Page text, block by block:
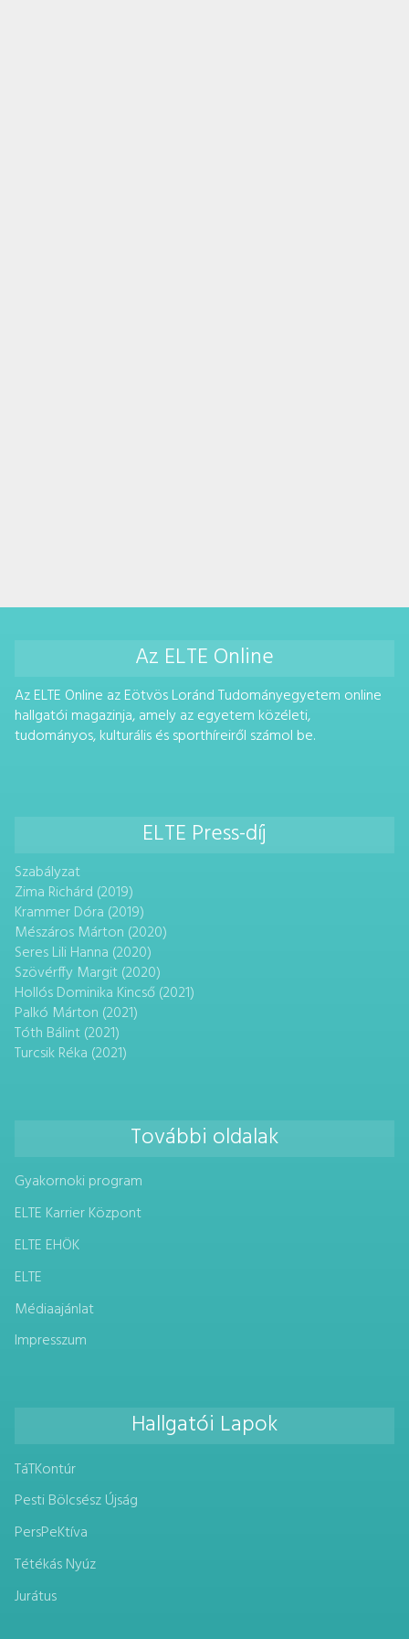
Az ELTE Online
Az ELTE Online az Eötvös Loránd Tudományegyetem online
hallgatói magazinja, amely az egyetem közéleti,
tudományos, kulturális és sporthíreiről számol be.
ELTE Press-díj
Szabályzat
Zima Richárd (2019)
Krammer Dóra (2019)
Mészáros Márton (2020)
Seres Lili Hanna (2020)
Szövérffy Margit (2020)
Hollós Dominika Kincső (2021)
Palkó Márton (2021)
Tóth Bálint (2021)
Turcsik Réka (2021)
További oldalak
Gyakornoki program
ELTE Karrier Központ
ELTE EHÖK
ELTE
Médiaajánlat
Impresszum
Hallgatói Lapok
TáTKontúr
Pesti Bölcsész Újság
PersPeKtíva
Tétékás Nyúz
Jurátus